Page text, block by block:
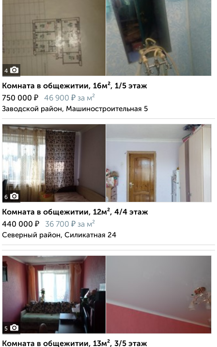
4
Комната в общежитии, 16м², 1/5 этаж
750 000 ₽ 46 900 ₽ за м²
Заводской район, Машиностроительная 5
6
Комната в общежитии, 12м², 4/4 этаж
440 000 ₽ 36 700 ₽ за м²
Северный район, Силикатная 24
5
Комната в общежитии, 13м², 3/5 этаж